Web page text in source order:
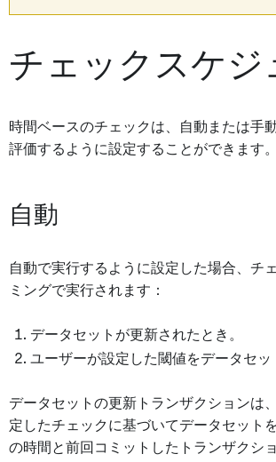
チェックスケジ
時間ベースのチェックは、自動または手
評価するように設定することができます。
自動
自動で実行するように設定した場合、チ
ミングで実行されます：
データセットが更新されたとき。
ユーザーが設定した閾値をデータセッ
データセットの更新トランザクションは
定したチェックに基づいてデータセット
の時間と前回コミットしたトランザクシ